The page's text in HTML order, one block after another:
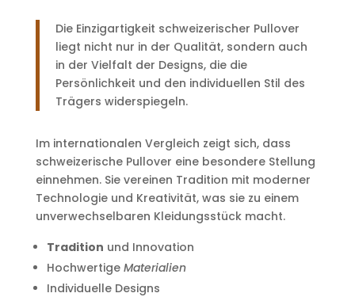
Die Einzigartigkeit schweizerischer Pullover
liegt nicht nur in der Qualität, sondern auch
in der Vielfalt der Designs, die die
Persönlichkeit und den individuellen Stil des
Trägers widerspiegeln.
Im internationalen Vergleich zeigt sich, dass
schweizerische Pullover eine besondere Stellung
einnehmen. Sie vereinen Tradition mit moderner
Technologie und Kreativität, was sie zu einem
unverwechselbaren Kleidungsstück macht.
Tradition und Innovation
Hochwertige Materialien
Individuelle Designs